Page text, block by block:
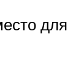
для